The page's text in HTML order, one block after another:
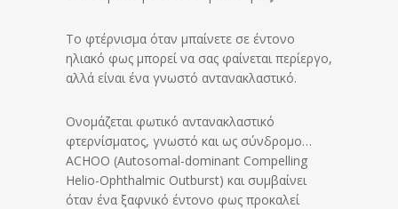
Το φτέρνισμα όταν μπαίνετε σε έντονο
ηλιακό φως μπορεί να σας φαίνεται περίεργο,
αλλά είναι ένα γνωστό αντανακλαστικό.
Ονομάζεται φωτικό αντανακλαστικό
φτερνίσματος, γνωστό και ως σύνδρομο…
ACHOO (Autosomal-dominant Compelling
Helio-Ophthalmic Outburst) και συμβαίνει
όταν ένα ξαφνικό έντονο φως προκαλεί